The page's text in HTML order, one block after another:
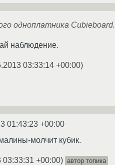
одноплатника Cubieboard.
наблюдение.
03:33:14 +00:00)
01:43:23 +00:00
молчит кубик.
03:33:31 +00:00) автор топика